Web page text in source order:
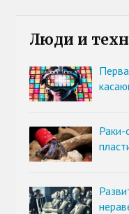
Люди и
Раки-